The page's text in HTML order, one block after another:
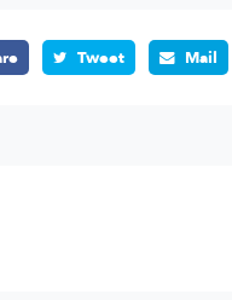
Tweet Mail